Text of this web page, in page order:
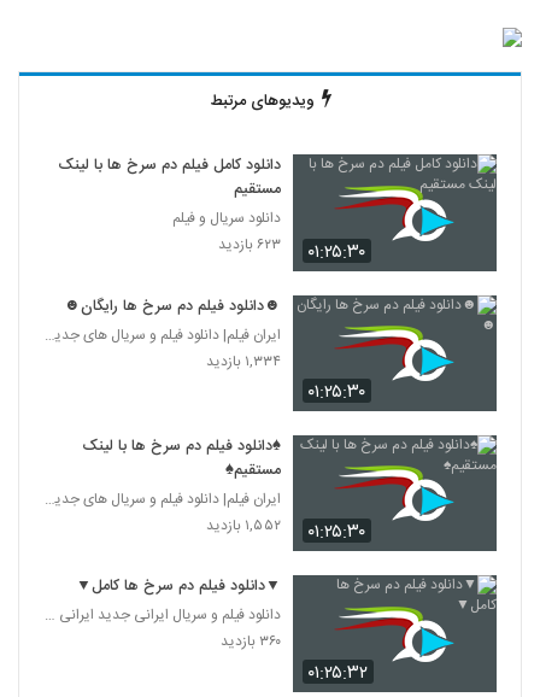
ویدیوهای مرتبط
۰۱:۲۵:۳۰
دانلود کامل فیلم دم سرخ ها با لینک
مستقیم
دانلود سریال و فیلم
۶۲۳ بازدید
۰۱:۲۵:۳۰
☻دانلود فیلم دم سرخ ها رایگان☻
ایران فیلم| دانلود فیلم و سریال های جدید ایرانی
۱,۳۳۴ بازدید
۰۱:۲۵:۳۰
♠دانلود فیلم دم سرخ ها با لینک
مستقیم♠
ایران فیلم| دانلود فیلم و سریال های جدید ایرانی
۱,۵۵۲ بازدید
۰۱:۲۵:۳۲
▼دانلود فیلم دم سرخ ها کامل▼
دانلود فیلم و سریال ایرانی جدید ایرانی (قانونی)
۳۶۰ بازدید